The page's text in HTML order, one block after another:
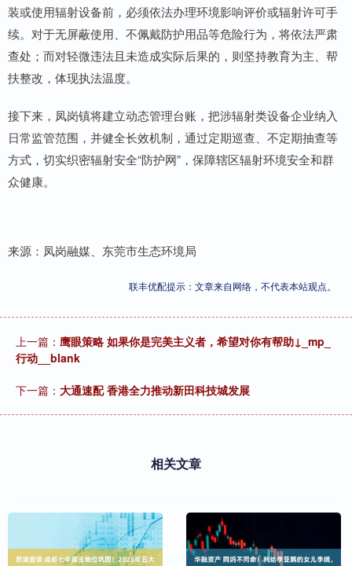
装或使用辐射设备前，必须依法办理环境影响评价或辐射许可手
续。对于无屏蔽使用、不佩戴防护用品等危险行为，将依法严肃
查处；而对轻微违法且未造成实际后果的，则坚持教育为主、帮
扶整改，体现执法温度。
接下来，凤岗镇将建立动态管理台账，把涉辐射类设备企业纳入
日常监管范围，并健全长效机制，通过定期巡查、不定期抽查等
方式，切实织密辐射安全“防护网”，保障辖区辐射环境安全和群
众健康。
来源：凤岗融媒、东莞市生态环境局
联丰优配提示：文章来自网络，不代表本站观点。
上一篇： 鹰眼策略 如果你是完美主义者，希望对你有帮助↓_mp_
行动__blank
下一篇： 大通速配 香港全力推动新田科技城发展
相关文章